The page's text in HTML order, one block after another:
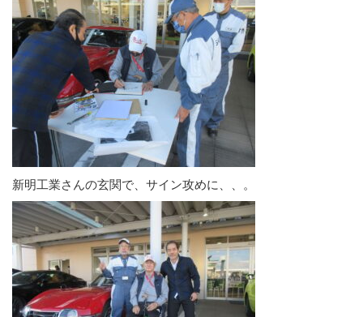
新明工業さんの玄関で、サイン攻めに、、。